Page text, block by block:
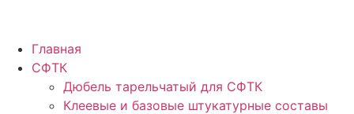
Главная
СФТК
Дюбель тарельчатый для СФТК
Клеевые и базовые штукатурные составы